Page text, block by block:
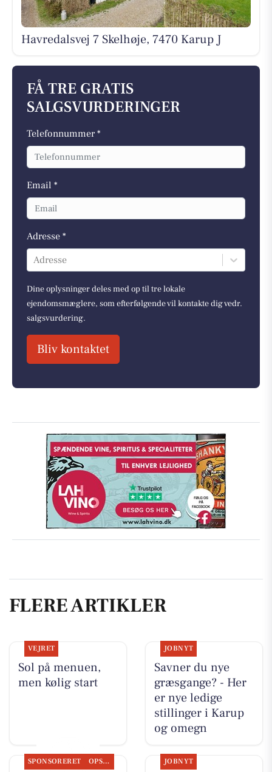
Havredalsvej 7 Skelhøje, 7470 Karup J
FÅ TRE GRATIS
SALGSVURDERINGER
Telefonnummer *
Email *
Adresse *
Adresse
Dine oplysninger deles med op til tre lokale
ejendomsmæglere, som efterfølgende vil kontakte dig vedr.
salgsvurdering.
Bliv kontaktet
FLERE ARTIKLER
VEJRET
Sol på menuen,
men kølig start
JOBNYT
Savner du nye
græsgange? - Her
er nye ledige
stillinger i Karup
og omegn
SPONSORERET OPSLAGSTAVLEN JOBNYT